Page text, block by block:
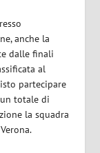
anche la
dalle finali
al
partecipare
totale di
la squadra